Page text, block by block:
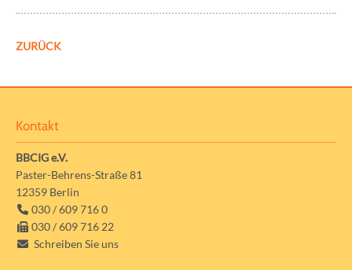
ZURÜCK
Kontakt
BBCIG e.V.
Paster-Behrens-Straße 81
12359 Berlin
030 / 609 716 0
030 / 609 716 22
Schreiben Sie uns